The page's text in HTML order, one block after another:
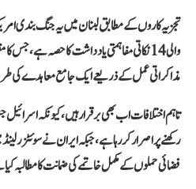
تجزیہ کاروں کے مطابق لبنان میں یہ جنگ بندی
مذاکراتی عمل کے ذریعے ایک جامع معاہدے
تاہم اختلافات اب بھی برقرار ہیں، کیونکہ اسرائیل
رکھنے پر اصرار کر رہا ہے، جبکہ ایران نے
فضائی حملوں کے مکمل خاتمے کی ضمانت کا مطالبہ